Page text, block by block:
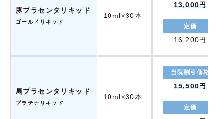
豚プラセンタリキッド
ゴールドリキッド
10ml×30本
13,000円
定価
16,200円
馬プラセンタリキッド
プラチナリキッド
10ml×30本
当院割引価格
15,500円
定価